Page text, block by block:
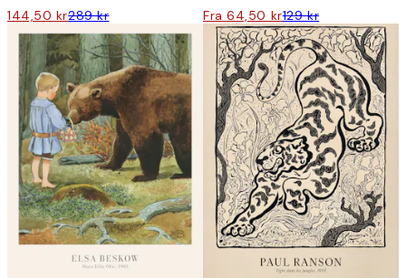
144,50 kr289 kr Fra 64,50 kr129 kr